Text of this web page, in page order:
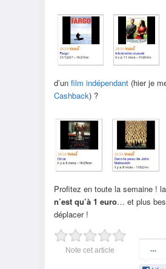
d’un film indépendant(hier je
Cashback) ?
Profitez en toute la semaine ! la
n’est qu’à 1 euro… et plus
déplacer !
Note cet article